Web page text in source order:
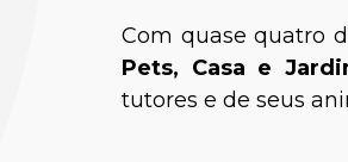
Com quase quatro
Pets, Casa e
tutores e de seus